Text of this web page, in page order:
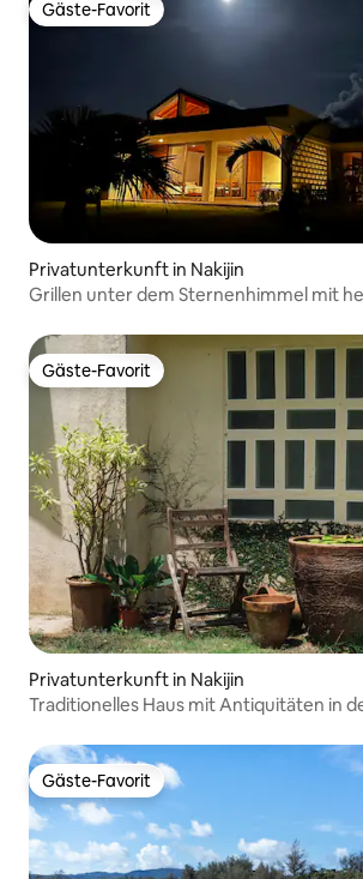
Gäste-Favorit
Gäste-Favorit
Privatunterkunft in Nakijin
Grillen unter dem Sternenhimmel mit
Gäste-Favorit
Gäste-Favorit
Privatunterkunft in Nakijin
Traditionelles Haus mit Antiquitäten in
Gäste-Favorit
Gäste-Favorit